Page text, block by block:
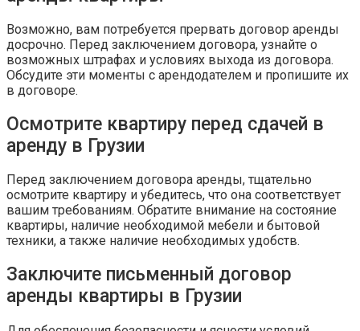
Возможно, вам потребуется прервать договор аренды
досрочно. Перед заключением договора, узнайте о
возможных штрафах и условиях выхода из договора.
Обсудите эти моменты с арендодателем и пропишите их
в договоре.
Осмотрите квартиру перед сдачей в
аренду в Грузии
Перед заключением договора аренды, тщательно
осмотрите квартиру и убедитесь, что она соответствует
вашим требованиям. Обратите внимание на состояние
квартиры, наличие необходимой мебели и бытовой
техники, а также наличие необходимых удобств.
Заключите письменный договор
аренды квартиры в Грузии